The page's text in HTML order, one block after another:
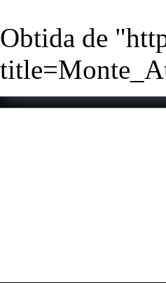
Obtida de "